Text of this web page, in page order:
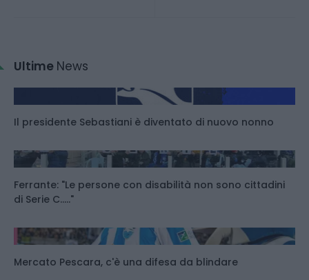
Ultime News
Il presidente Sebastiani è diventato di nuovo nonno
Ferrante: "Le persone con disabilità non sono cittadini
di Serie C....."
Mercato Pescara, c'è una difesa da blindare